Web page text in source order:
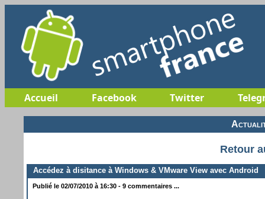
Accueil Facebook Twitter
Retour
Accédez à disitance à Windows & VMware View avec Android
Publié le 02/07/2010 à 16:30 - 9 commentaires ...